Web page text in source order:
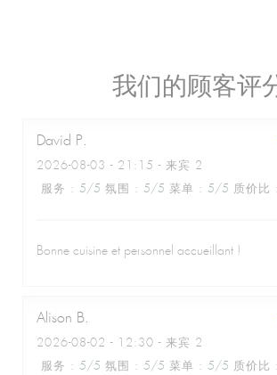
我们的顾客评
David P
2026-08-03 - 21:15 - 来宾 2
服务 : 5/5 氛围 : 5/5 菜单 : 5/5 质价比 :
Bonne cuisine et personnel accueillant !
Alison B
2026-08-02 - 12:30 - 来宾 2
服务 : 5/5 氛围 : 5/5 菜单 : 5/5 质价比 :